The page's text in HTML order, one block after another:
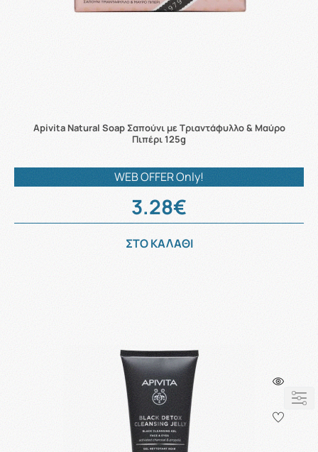
Apivita Natural Soap Σαπούνι με Τριαντάφυλλο & Μαύρο
Πιπέρι 125g
WEB OFFER Only!
3.28€
ΣΤΟ ΚΑΛΑΘΙ